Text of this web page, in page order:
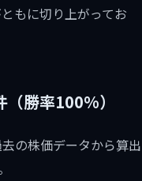
もに切り上がってお
勝率100%）
の株価データから算出